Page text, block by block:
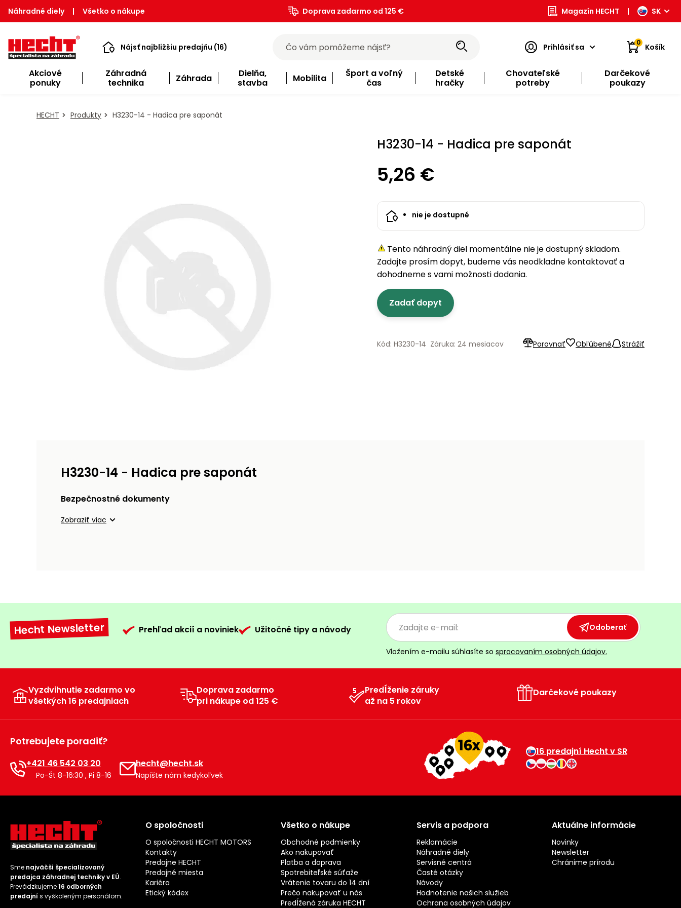
Náhradné diely | Všetko o nákupe Doprava zadarmo od 125 € Magazín HECHT | SK
Nájsť najbližšiu predajňu (16) Prihlásiť sa 0 Košík
Akciové
ponuky
Záhradná
technika
Záhrada
Dielňa,
stavba
Mobilita
Šport a voľný
čas
Detské
hračky
Chovateľské
potreby
Darčekové
poukazy
HECHT Produkty H3230-14 - Hadica pre saponát
H3230-14 - Hadica pre saponát
5,26 €
nie je dostupné
Tento náhradný diel momentálne nie je dostupný skladom.
Zadajte prosím dopyt, budeme vás neodkladne kontaktovať a
dohodneme s vami možnosti dodania.
Zadať dopyt
Porovnať Obľúbené Strážiť
Kód: H3230-14 Záruka: 24 mesiacov
H3230-14 - Hadica pre saponát
Bezpečnostné dokumenty
Zobraziť viac
Hecht Newsletter Prehľad akcií a noviniek Užitočné tipy a návody Odoberať
Vložením e-mailu súhlasíte so spracovaním osobných údajov.
Vyzdvihnutie zadarmo vo
všetkých 16 predajniach
Doprava zadarmo
pri nákupe od 125 €
Predĺženie záruky
až na 5 rokov
Darčekové poukazy
Potrebujete poradiť?
+421 46 542 03 20
Po-Št 8-16:30 , Pi 8-16
hecht@hecht.sk
Napíšte nám kedykoľvek
16 predajní Hecht v SR
Sme najväčší špecializovaný
predajca záhradnej techniky v EÚ.
Prevádzkujeme16 odborných
predajní s vyškoleným personálom.
O spoločnosti
O spoločnosti HECHT MOTORS
Kontakty
Predajne HECHT
Predajné miesta
Kariéra
Etický kódex
Všetko o nákupe
Obchodné podmienky
Ako nakupovať
Platba a doprava
Spotrebiteľské súťaže
Vrátenie tovaru do 14 dní
Prečo nakupovať u nás
Predĺžená záruka HECHT
Servis a podpora
Reklamácie
Náhradné diely
Servisné centrá
Časté otázky
Návody
Hodnotenie našich služieb
Ochrana osobných údajov
Aktuálne informácie
Novinky
Newsletter
Chránime prírodu